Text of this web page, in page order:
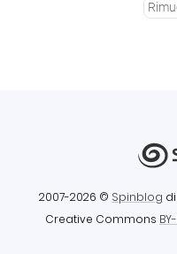
2007-2026 © Spinblog
Creative Commons